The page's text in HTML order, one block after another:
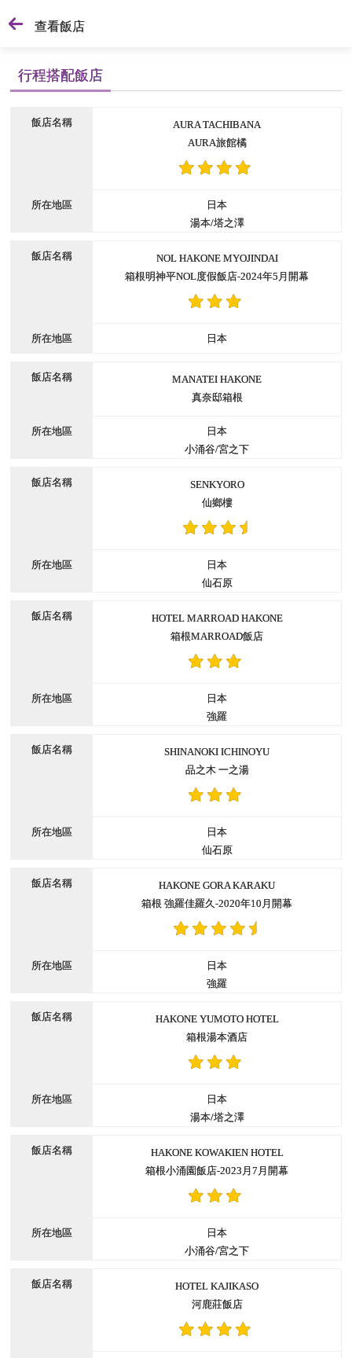
查看飯店
行程搭配飯店
AURA TACHIBANA
AURA旅館橘
日本
湯本/塔之澤
NOL HAKONE MYOJINDAI
箱根明神平NOL度假飯店-2024年5月開幕
日本
MANATEI HAKONE
真奈邸箱根
日本
小涌谷/宮之下
SENKYORO
仙鄉樓
日本
仙石原
HOTEL MARROAD HAKONE
箱根MARROAD飯店
日本
強羅
SHINANOKI ICHINOYU
品之木 一之湯
日本
仙石原
HAKONE GORA KARAKU
箱根 強羅佳羅久-2020年10月開幕
日本
強羅
HAKONE YUMOTO HOTEL
箱根湯本酒店
日本
湯本/塔之澤
HAKONE KOWAKIEN HOTEL
箱根小涌園飯店-2023月7月開幕
日本
小涌谷/宮之下
HOTEL KAJIKASO
河鹿莊飯店